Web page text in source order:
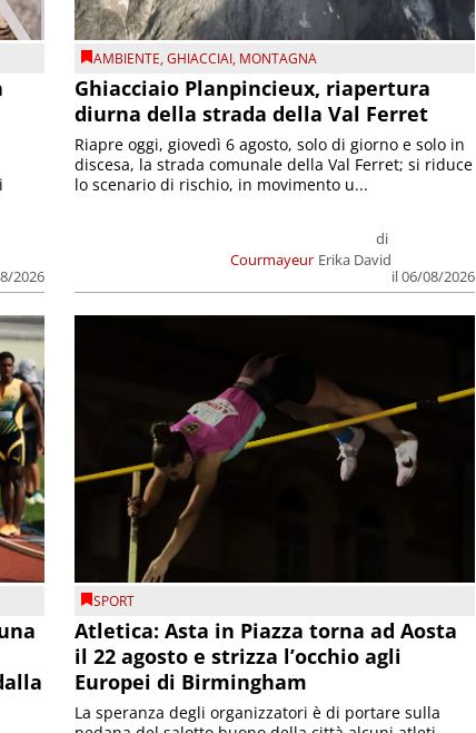
2026
AMBIENTE,GHIACCIAI, MONTAGNA
Ghiacciaio Planpincieux, riapertura
diurna della strada della Val Ferret
Courmayeur
di
Erika David
il 06/08/2026
Riapre oggi, giovedì 6 agosto, solo di giorno e solo in
discesa, la strada comunale della Val Ferret; si riduce
lo scenario di rischio, in movimento u...
SPORT
Atletica: Asta in Piazza torna ad Aosta
il 22 agosto e strizza l’occhio agli
Europei di Birmingham
La speranza degli organizzatori è di portare sulla